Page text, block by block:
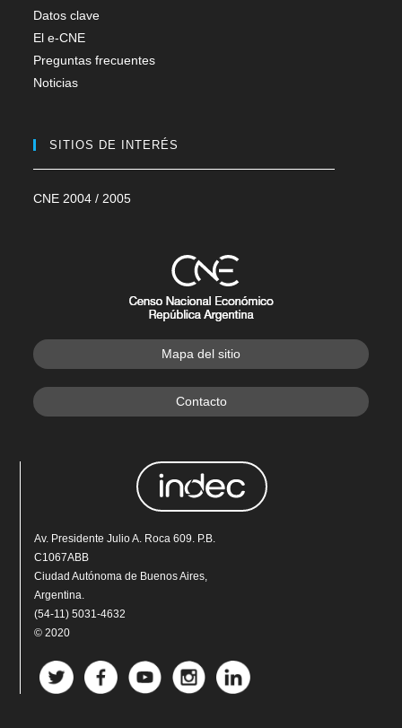
Datos clave
El e-CNE
Preguntas frecuentes
Noticias
SITIOS DE INTERÉS
CNE 2004 / 2005
Mapa del sitio
Contacto
Av. Presidente Julio A. Roca 609. P.B.
C1067ABB
Ciudad Autónoma de Buenos Aires,
Argentina.
(54-11) 5031-4632
© 2020